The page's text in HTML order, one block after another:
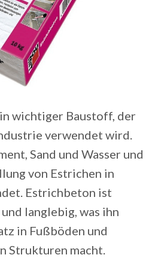
wichtiger Baustoff, der
verwendet wird.
Sand und Wasser und
von Estrichen in
Estrichbeton ist
langlebig, was ihn
in Fußböden und
Strukturen macht.